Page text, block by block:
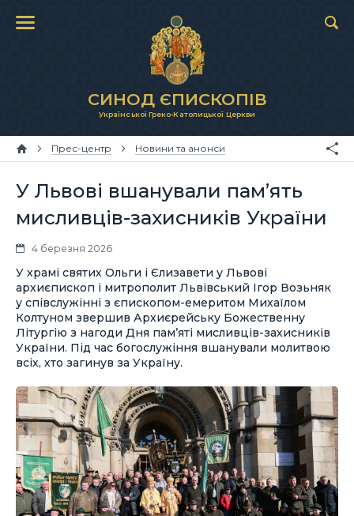
СИНОД ЄПИСКОПІВ
Української Греко-Католицької Церкви
Прес-центр Новини та анонси
У Львові вшанували пам’ять
мисливців-захисників України
4 березня 2026
У храмі святих Ольги і Єлизавети у Львові
архиєпископ і митрополит Львівський Ігор Возьняк
у співслужінні з єпископом-емеритом Михаїлом
Колтуном звершив Архиєрейську Божественну
Літургію з нагоди Дня пам’яті мисливців-захисників
України. Під час богослужіння вшанували молитвою
всіх, хто загинув за Україну.